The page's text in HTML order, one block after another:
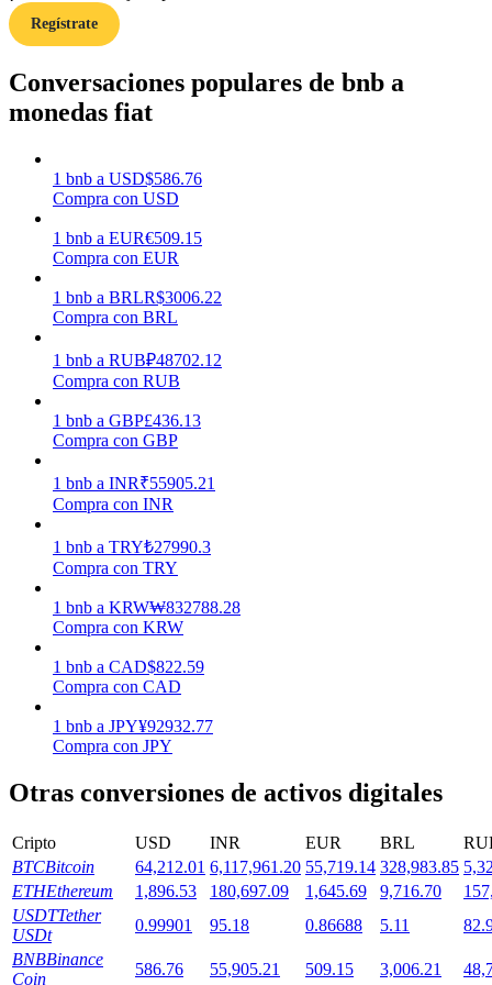
Power Piggy
Gana recompensas competitivas diariamente
Staking
Participación flexible para ganar tokens populares
Regístrate
Conversaciones populares de bnb a
monedas fiat
1 bnb a USD$586.76
Compra con USD
1 bnb a EUR€509.15
Compra con EUR
1 bnb a BRLR$3006.22
Compra con BRL
1 bnb a RUB₽48702.12
Compra con RUB
1 bnb a GBP£436.13
Compra con GBP
1 bnb a INR₹55905.21
Compra con INR
1 bnb a TRY₺27990.3
Compra con TRY
1 bnb a KRW₩832788.28
Compra con KRW
1 bnb a CAD$822.59
Compra con CAD
1 bnb a JPY¥92932.77
Compra con JPY
Otras conversiones de activos digitales
Cripto USD INR EUR BRL
BTCBitcoin 64,212.01 6,117,961.20 55,719.14 328,983.85
ETHEthereum 1,896.53 180,697.09 1,645.69 9,716.70
USDTTether
USDt
0.99901 95.18 0.86688 5.11
BNBBinance
Coin
586.76 55,905.21 509.15 3,006.21